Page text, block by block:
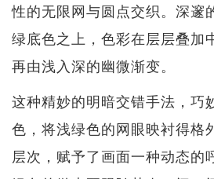
性的无限网与圆点交织。深邃
绿底色之上，色彩在层层叠加
再由浅入深的幽微渐变。
这种精妙的明暗交错手法，巧
色，将浅绿色的网眼映衬得格
层次，赋予了画面一种动态的